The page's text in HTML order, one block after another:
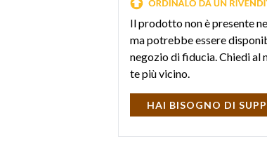
Il prodotto non è presente
ma potrebbe essere
negozio di fiducia. Chiedi al
te più vicino.
HAI BISOGNO DI